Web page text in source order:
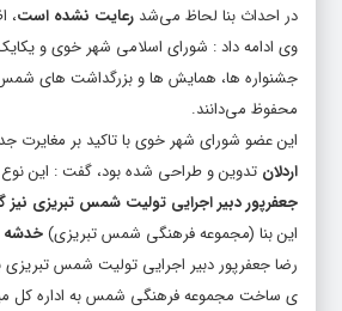
در احداث بنا لحاظ می‌شد رعایت نشده است،
وی ادامه داد : شورای اسلامی شهر خوی و
جشنواره ها، همایش ها و بزرگداشت های شمس
محفوظ می‌دانند.
این عضو شورای شهر خوی با تاکید بر مغایرت
اردلان تدوین و طراحی شده بود، گفت : این نوع
جعفرپور دبیر اجرایی تولیت شمس تبریزی
این بنا (مجموعه فرهنگی شمس تبریزی)خدشه
رضا جعفرپور دبیر اجرایی تولیت شمس تبریزی
ی ساخت مجموعه فرهنگی شمس به اداره کل